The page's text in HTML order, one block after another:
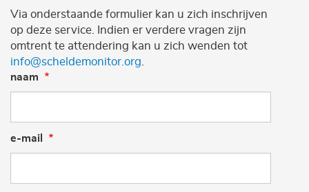
Via onderstaande formulier kan u zich inschrijven
op deze service. Indien er verdere vragen zijn
omtrent te attendering kan u zich wenden tot
info@scheldemonitor.org
naam
e-mail